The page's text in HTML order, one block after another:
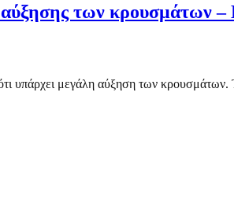
των κρουσμάτων
υπάρχει μεγάλη αύξηση των